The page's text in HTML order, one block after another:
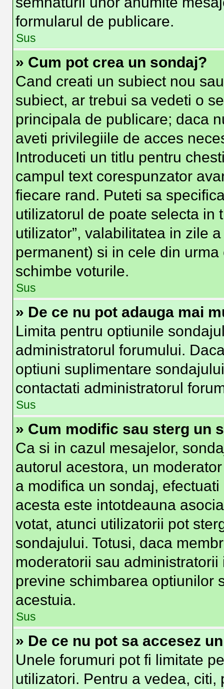
formularul de publicare.
Sus
» Cum pot crea un sondaj?
Cand creati un subiect nou
subiect, ar trebui sa vedeti o
principala de publicare; daca
aveti privilegiile de acces
Introduceti un titlu pentru
campul text corespunzator
fiecare rand. Puteti sa
utilizatorul de poate selecta in
utilizator”, valabilitatea in zile
permanent) si in cele din
schimbe voturile.
Sus
» De ce nu pot adauga mai
Limita pentru optiunile
administratorul forumului.
optiuni suplimentare
contactati administratorul
Sus
» Cum modific sau sterg un
Ca si in cazul mesajelor,
autorul acestora, un
a modifica un sondaj,
acesta este intotdeauna
votat, atunci utilizatorii pot
sondajului. Totusi, daca
moderatorii sau
previne schimbarea optiunilor
acestuia.
Sus
» De ce nu pot sa accesez
Unele forumuri pot fi limitate
utilizatori. Pentru a vedea,